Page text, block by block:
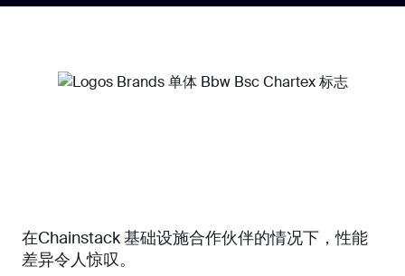
在Chainstack 基础设施合作伙伴的情况下，性能
差异令人惊叹。